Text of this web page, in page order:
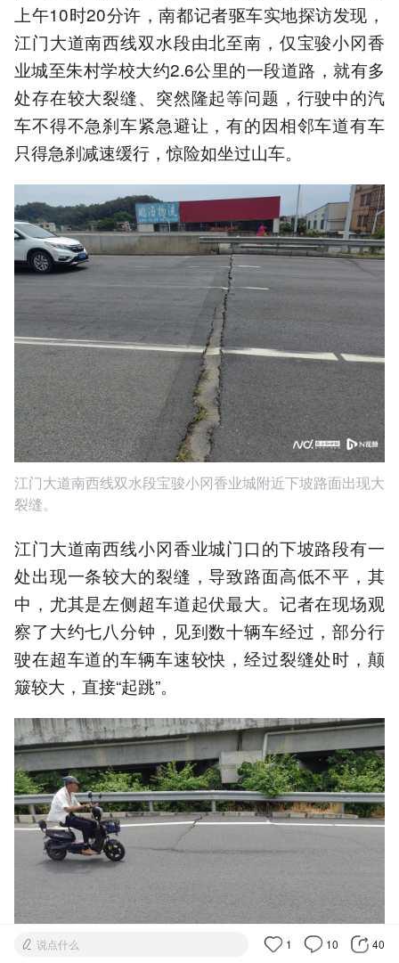
上午10时20分许，南都记者驱车实地探访发现，
江门大道南西线双水段由北至南，仅宝骏小冈香
业城至朱村学校大约2.6公里的一段道路，就有多
处存在较大裂缝、突然隆起等问题，行驶中的汽
车不得不急刹车紧急避让，有的因相邻车道有车
只得急刹减速缓行，惊险如坐过山车。
江门大道南西线双水段宝骏小冈香业城附近下坡路面出现大
裂缝。
江门大道南西线小冈香业城门口的下坡路段有一
处出现一条较大的裂缝，导致路面高低不平，其
中，尤其是左侧超车道起伏最大。记者在现场观
察了大约七八分钟，见到数十辆车经过，部分行
驶在超车道的车辆车速较快，经过裂缝处时，颠
簸较大，直接“起跳”。
说点什么 1 10 40